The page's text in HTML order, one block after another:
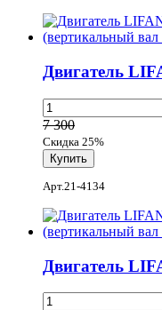
Двигатель
7 300
Скидка 25%
Арт.21-4134
Двигатель